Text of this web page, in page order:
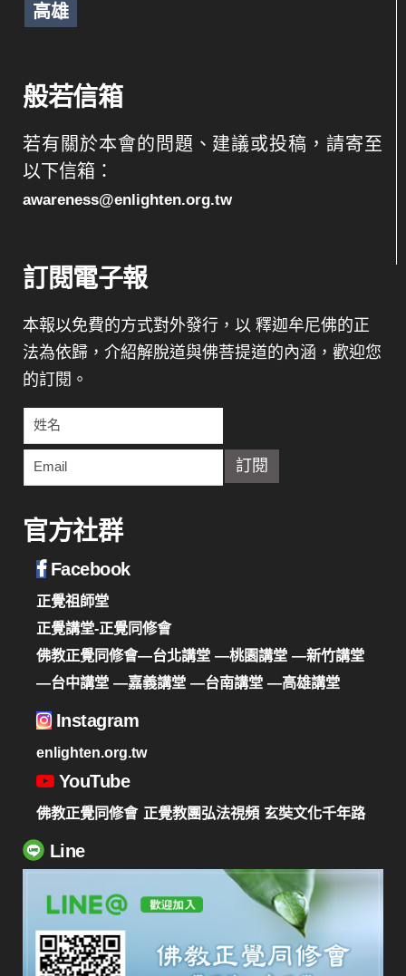
高雄
般若信箱
若有關於本會的問題、建議或投稿，請寄至
以下信箱：
awareness@enlighten.org.tw
訂閱電子報
本報以免費的方式對外發行，以 釋迦牟尼佛的正
法為依歸，介紹解脫道與佛菩提道的內涵，歡迎您
的訂閱。
官方社群
Facebook
正覺祖師堂
正覺講堂-正覺同修會
佛教正覺同修會—台北講堂 —桃園講堂 —新竹講堂
—台中講堂 —嘉義講堂 —台南講堂 —高雄講堂
Instagram
enlighten.org.tw
YouTube
佛教正覺同修會 正覺教團弘法視頻 玄奘文化千年路
Line